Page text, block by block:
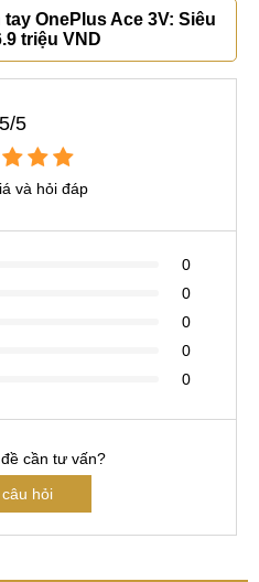
OnePlus Ace 3V: Siêu
triệu VND
5/5
và hỏi đáp
0
0
0
0
0
cần tư vấn?
hỏi